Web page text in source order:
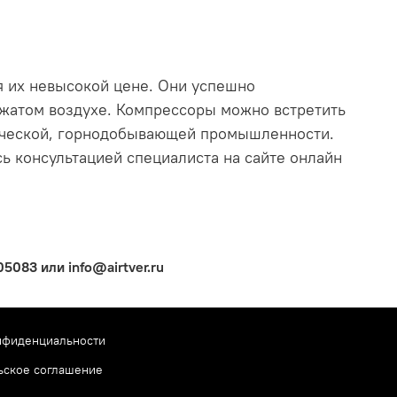
их невысокой цене. Они успешно
воздухе. Компрессоры можно встретить
горнодобывающей промышленности.
специалиста на сайте онлайн
или info@airtver.ru
соглашение